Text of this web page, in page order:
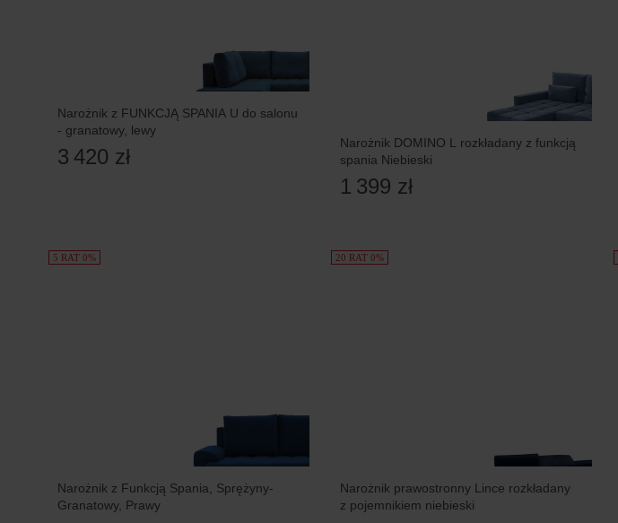
Narożnik z FUNKCJĄ SPANIA U do salonu
- granatowy, lewy
3 420 zł
Narożnik DOMINO L rozkładany z funkcją
spania Niebieski
1 399 zł
5 RAT 0%
Narożnik z Funkcją Spania, Sprężyny-
Granatowy, Prawy
20 RAT 0%
Narożnik prawostronny Lince rozkładany
z pojemnikiem niebieski